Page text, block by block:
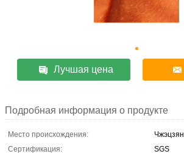
Лучшая цена
Подробная информация о продукте
Место происхождения:
Чжэцзян
Сертификация:
SGS